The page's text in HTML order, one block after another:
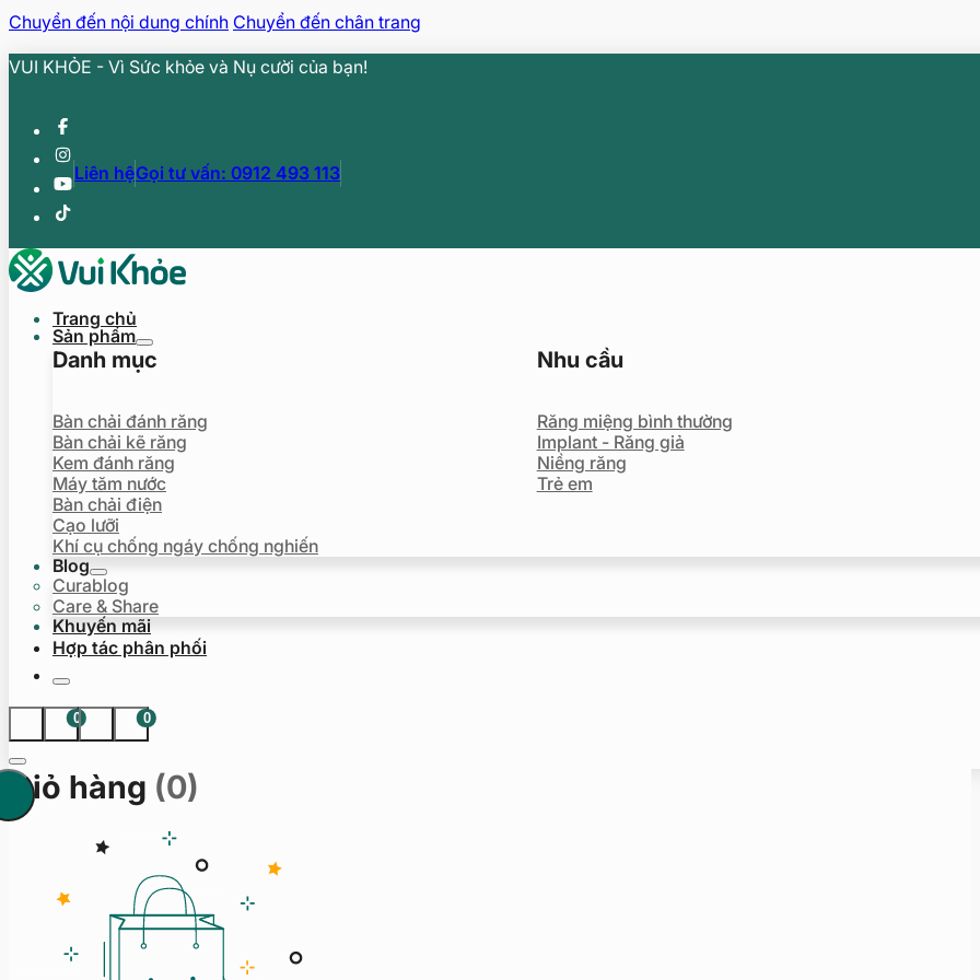
Chuyển đến nội dung chính Chuyển đến chân trang
VUI KHỎE - Vì Sức khỏe và Nụ cười của bạn!
Liên hệGọi tư vấn: 0912 493 113
Trang chủ
Sản phẩm
Danh mục
Bàn chải đánh răng
Bàn chải kẽ răng
Kem đánh răng
Máy tăm nước
Bàn chải điện
Cạo lưỡi
Khí cụ chống ngáy chống nghiến
Nhu cầu
Răng miệng bình thường
Implant - Răng giả
Niềng răng
Trẻ em
Blog
Curablog
Care & Share
Khuyến mãi
Hợp tác phân phối
0 0
Giỏ hàng (0)